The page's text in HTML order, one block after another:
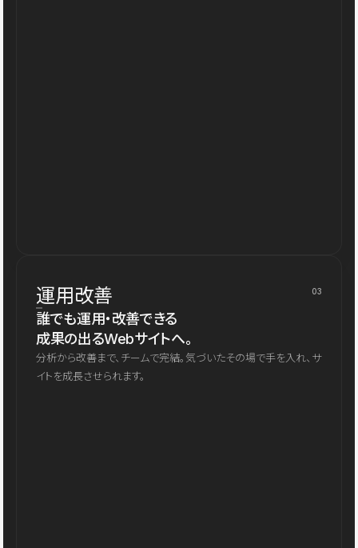
運用改善 03
誰でも運用・改善できる
成果の出るWebサイトへ。
分析から改善まで、チームで完結。気づいたその場で手を入れ、サ
イトを成長させられます。